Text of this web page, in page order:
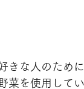
きな人のため
菜を使用してい